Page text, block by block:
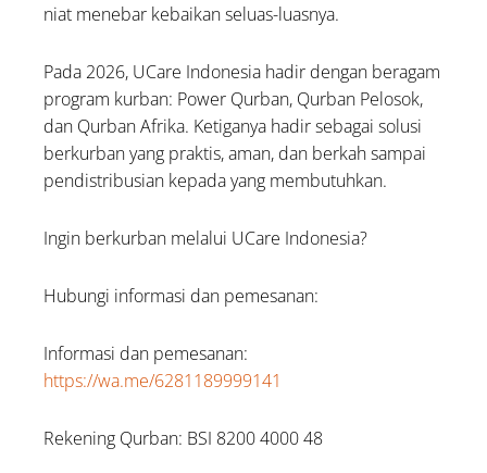
niat menebar kebaikan seluas-luasnya.
Pada 2026, UCare Indonesia hadir dengan beragam
program kurban: Power Qurban, Qurban Pelosok,
dan Qurban Afrika. Ketiganya hadir sebagai solusi
berkurban yang praktis, aman, dan berkah sampai
pendistribusian kepada yang membutuhkan.
Ingin berkurban melalui UCare Indonesia?
Hubungi informasi dan pemesanan:
Informasi dan pemesanan:
https://wa.me/6281189999141
Rekening Qurban: BSI 8200 4000 48